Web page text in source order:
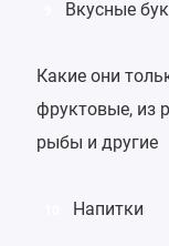
Вкусные
Какие они
фруктовые, из
рыбы и другие
Напитки